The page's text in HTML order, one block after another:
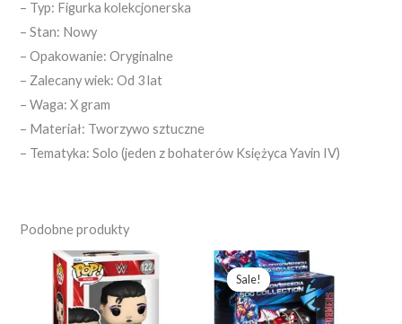
– Typ: Figurka kolekcjonerska
– Stan: Nowy
– Opakowanie: Oryginalne
– Zalecany wiek: Od 3 lat
– Waga: X gram
– Materiał: Tworzywo sztuczne
– Tematyka: Solo (jeden z bohaterów Księżyca Yavin IV)
Podobne produkty
Sale!
Sale!
Pierwotna
cena
wynosiła:
233,79 zł.
cena
wynosi:
166,99 zł.